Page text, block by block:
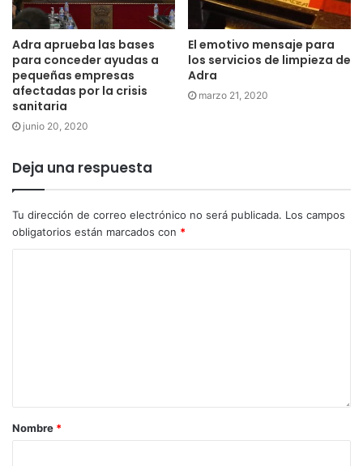
Adra aprueba las bases
para conceder ayudas a
pequeñas empresas
afectadas por la crisis
sanitaria
junio 20, 2020
El emotivo mensaje para
los servicios de limpieza de
Adra
marzo 21, 2020
Deja una respuesta
Tu dirección de correo electrónico no será publicada. Los campos
obligatorios están marcados con *
Nombre *